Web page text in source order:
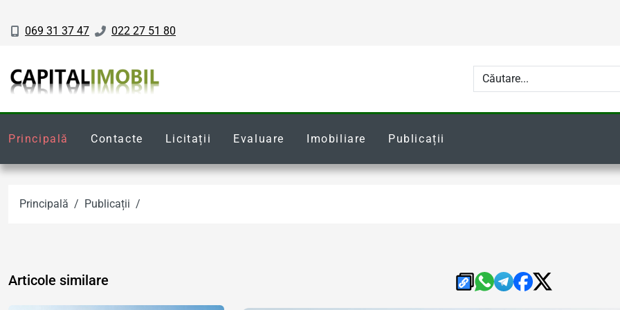
069 31 37 47 022 27 51 80
Principală Contacte Licitații Evaluare Imobiliare Publicații
Principală Publicații
Articole similare